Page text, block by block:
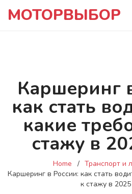
МОТОРВЫБОР
Каршеринг
как стать
какие
стажу в
Home
Транспорт и
Каршеринг в России: как стать
к стажу в 2025